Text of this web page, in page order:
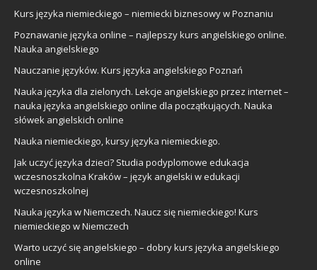
Kurs języka niemieckiego – niemiecki biznesowy w Poznaniu
Poznawanie języka online – najlepszy kurs angielskiego online.
Nauka angielskiego
Nauczanie języków. Kurs języka angielskiego Poznań
Nauka języka dla zielonych. Lekcje angielskiego przez internet –
nauka języka angielskiego online dla początkujących. Nauka
słówek angielskich online
Nauka niemieckiego, kursy języka niemieckiego.
Jak uczyć języka dzieci? Studia podyplomowe edukacja
wczesnoszkolna Kraków – język angielski w edukacji
wczesnoszkolnej
Nauka języka w Niemczech. Naucz się niemieckiego! Kurs
niemieckiego w Niemczech
Warto uczyć się angielskiego – dobry kurs języka angielskiego
online